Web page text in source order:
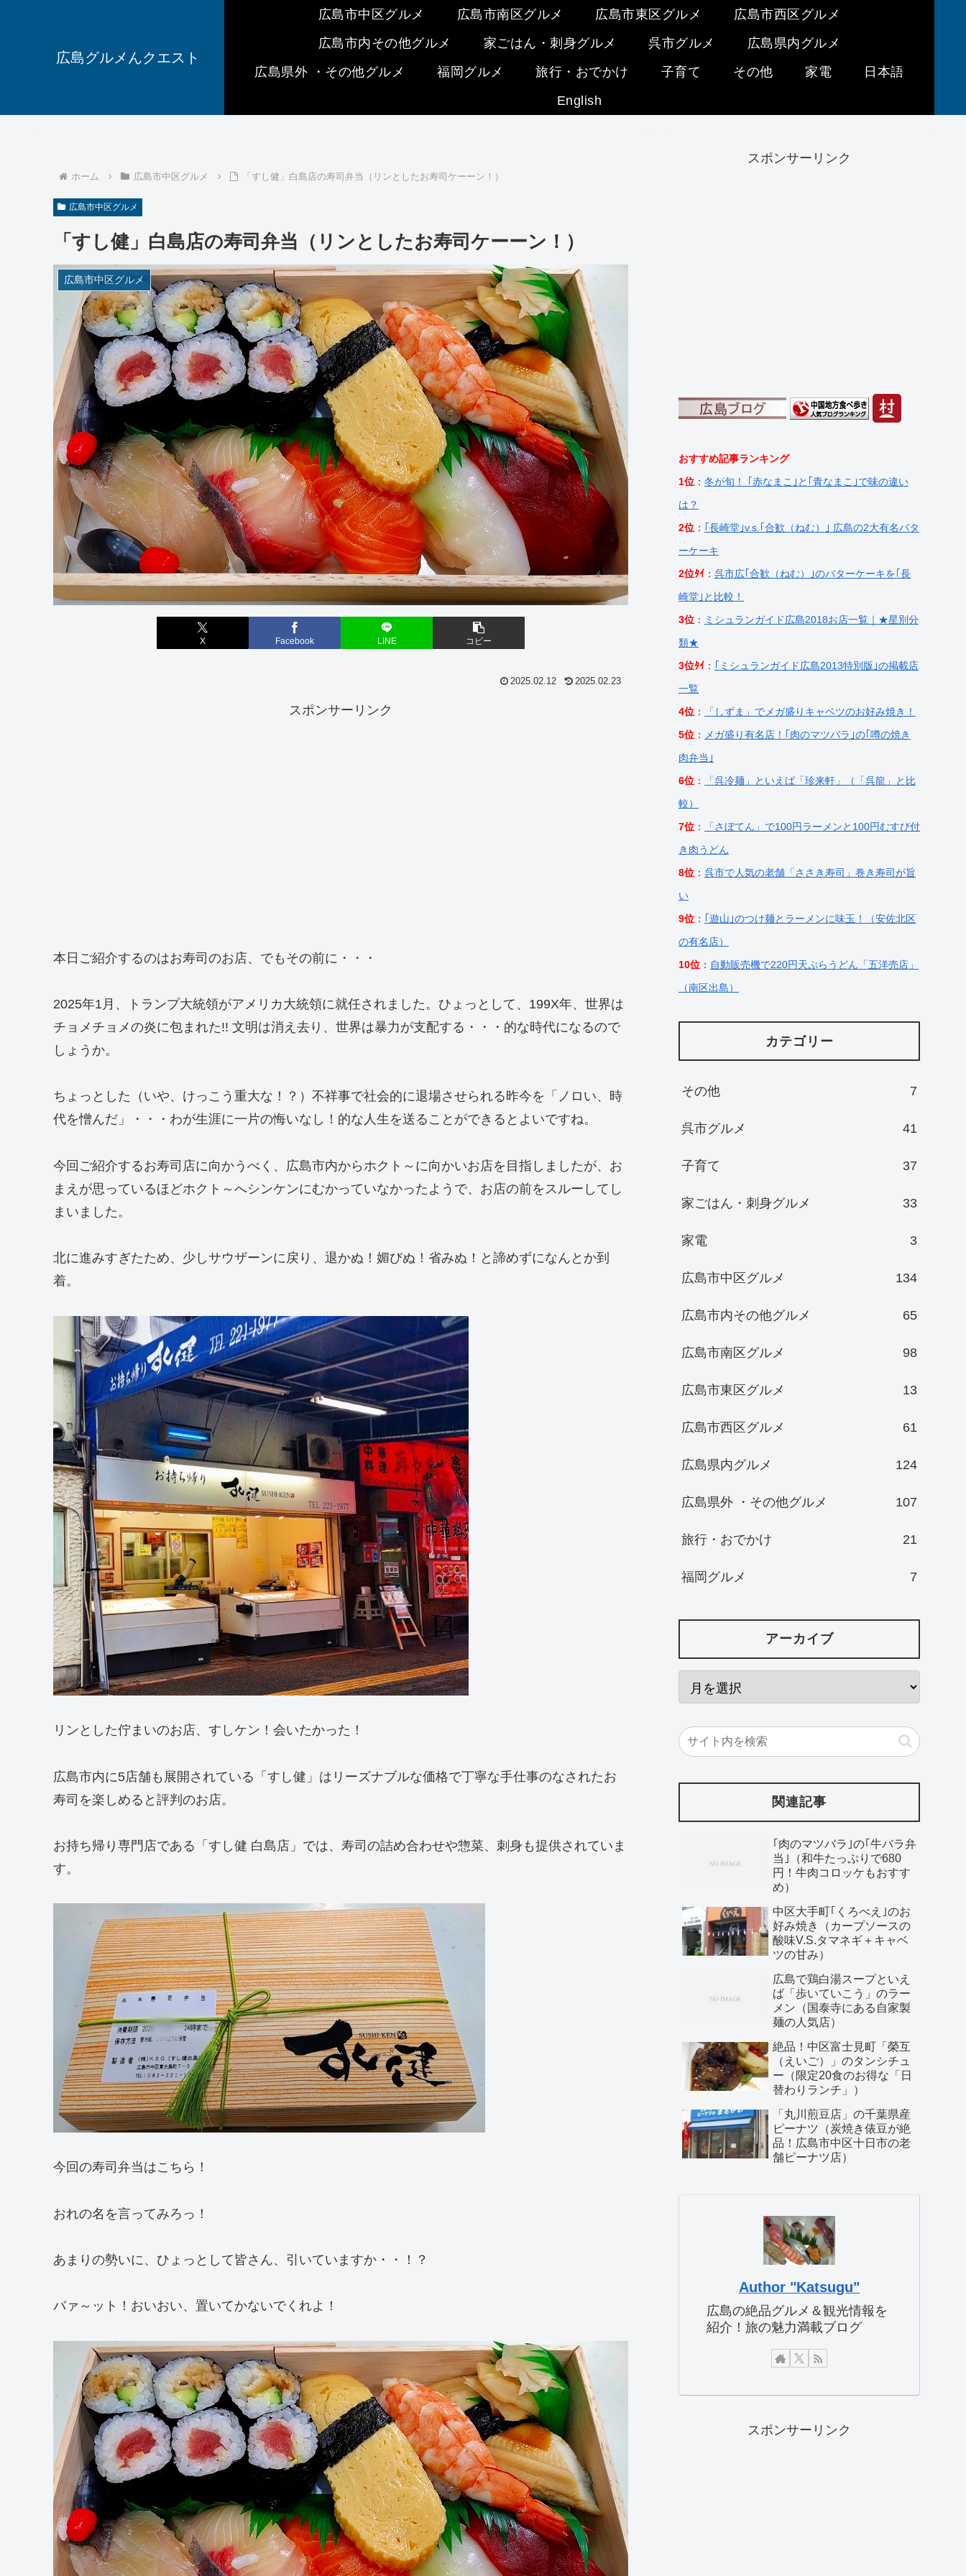
広島グルメんクエスト
広島市中区グルメ 広島市南区グルメ 広島市東区グルメ
広島市西区グルメ
広島市内その他グルメ
家ごはん・刺身グルメ 呉市グルメ
広島県内グルメ
広島県外 ・その他グルメ
福岡グルメ 旅行・おでかけ 子育て その他 家電
日本語
English
ホーム 広島市中区グルメ 「すし健」白島店の寿司弁当（リンとしたお寿司ケーーン！）
広島市中区グルメ
「すし健」白島店の寿司弁当（リンとしたお寿司ケーーン！）
広島市中区グルメ
X Facebook LINE コピー
2025.02.12 2025.02.23
スポンサーリンク
本日ご紹介するのはお寿司のお店、でもその前に・・・
2025年1月、トランプ大統領がアメリカ大統領に就任されました。ひょっとして、199X年、世界は
チョメチョメの炎に包まれた!! 文明は消え去り、世界は暴力が支配する・・・的な時代になるので
しょうか。
ちょっとした（いや、けっこう重大な！？）不祥事で社会的に退場させられる昨今を「ノロい、時
代を憎んだ」・・・わが生涯に一片の悔いなし！的な人生を送ることができるとよいですね。
今回ご紹介するお寿司店に向かうべく、広島市内からホクト～に向かいお店を目指しましたが、お
まえが思っているほどホクト～へシンケンにむかっていなかったようで、お店の前をスルーしてし
まいました。
北に進みすぎたため、少しサウザーンに戻り、退かぬ！媚びぬ！省みぬ！と諦めずになんとか到
着。
リンとした佇まいのお店、すしケン！会いたかった！
広島市内に5店舗も展開されている「すし健」はリーズナブルな価格で丁寧な手仕事のなされたお
寿司を楽しめると評判のお店。
お持ち帰り専門店である「すし健 白島店」では、寿司の詰め合わせや惣菜、刺身も提供されていま
す。
今回の寿司弁当はこちら！
おれの名を言ってみろっ！
あまりの勢いに、ひょっとして皆さん、引いていますか・・！？
バァ～ット！おいおい、置いてかないでくれよ！
スポンサーリンク
おすすめ記事ランキング
1位 ： 冬が旬！ ｢赤なまこ｣と｢青なまこ｣で味の違い
は？
2位 ：
｢長崎堂｣v.s.｢合歓（ねむ）｣ 広島の2大有名バタ
ーケーキ
2位ﾀｲ ： 呉市広｢合歓（ねむ）｣のバターケーキを｢長
崎堂｣と比較！
3位 ： ミシュランガイド広島2018お店一覧｜★星別分
類★
3位ﾀｲ ：
｢ミシュランガイド広島2013特別版｣の掲載店
一覧
4位 ：
「しずま」でメガ盛りキャベツのお好み焼き！
5位 ：
メガ盛り有名店！｢肉のマツバラ｣の｢噂の焼き
肉弁当｣
6位 ：
「呉冷麺」といえば「珍来軒」（「呉龍」と比
較）
7位 ：
「さぼてん」で100円ラーメンと100円むすび付
き肉うどん
8位 ： 呉市で人気の老舗「ささき寿司」巻き寿司が旨
い
9位 ：
｢遊山｣のつけ麺とラーメンに味玉！（安佐北区
の有名店）
10位 ： 自動販売機で220円天ぷらうどん「五洋売店」
（南区出島）
カテゴリー
その他 7
呉市グルメ 41
子育て 37
家ごはん・刺身グルメ 33
家電 3
広島市中区グルメ 134
広島市内その他グルメ 65
広島市南区グルメ 98
広島市東区グルメ 13
広島市西区グルメ 61
広島県内グルメ 124
広島県外 ・その他グルメ 107
旅行・おでかけ 21
福岡グルメ 7
アーカイブ
関連記事
｢肉のマツバラ｣の｢牛バラ弁
当｣（和牛たっぷりで680
円！牛肉コロッケもおすす
め）
中区大手町｢くろべえ｣のお
好み焼き（カープソースの
酸味V.S.タマネギ＋キャベ
ツの甘み）
広島で鶏白湯スープといえ
ば「歩いていこう」のラー
メン（国泰寺にある自家製
麺の人気店）
絶品！中区富士見町「榮互
（えいご）」のタンシチュ
ー（限定20食のお得な「日
替わりランチ」）
「丸川煎豆店」の千葉県産
ピーナツ（炭焼き俵豆が絶
品！広島市中区十日市の老
舗ピーナツ店）
Author "Katsugu"
広島の絶品グルメ＆観光情報を
紹介！旅の魅力満載ブログ
スポンサーリンク